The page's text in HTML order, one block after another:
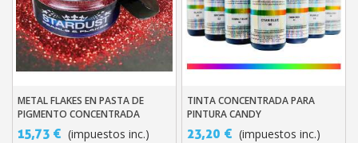
Obtenga su presupuesto
Comparte tus
Gana puntos de
Cupón de 10 € por
Añadir Al Carrito
METAL FLAKES EN PASTA DE
PIGMENTO CONCENTRADA
15,73 € (impuestos inc.)
Añadir Al Carrito
TINTA CONCENTRADA PARA
PINTURA CANDY
23,20 € (impuestos inc.)